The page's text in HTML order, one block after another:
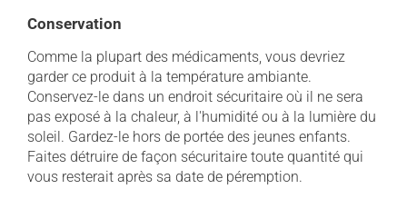
Conservation
Comme la plupart des médicaments, vous devriez
garder ce produit à la température ambiante.
Conservez-le dans un endroit sécuritaire où il ne sera
pas exposé à la chaleur, à l'humidité ou à la lumière du
soleil. Gardez-le hors de portée des jeunes enfants.
Faites détruire de façon sécuritaire toute quantité qui
vous resterait après sa date de péremption.